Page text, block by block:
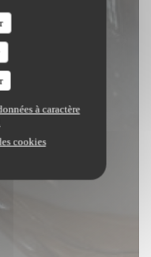
à caractère
cookies